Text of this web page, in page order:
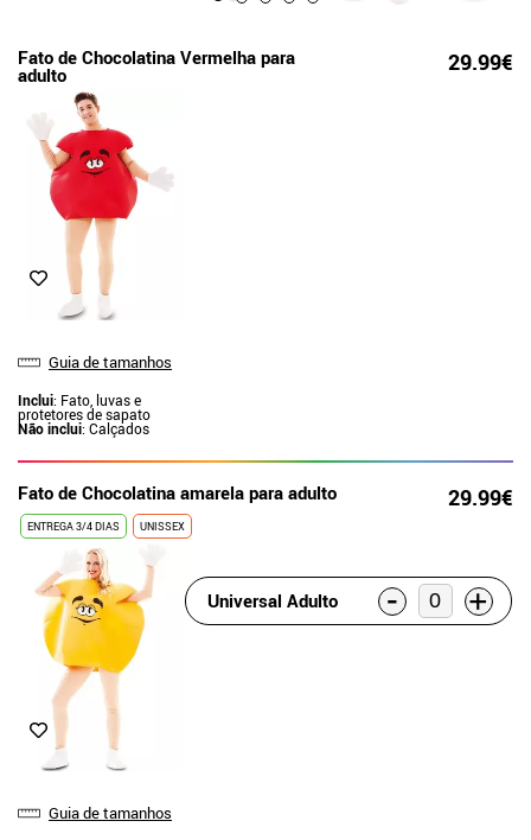
Fato de Chocolatina Vermelha para
adulto 29.99€
Guia de tamanhos
Inclui: Fato, luvas e
protetores de sapato
Não inclui: Calçados
Fato de Chocolatina amarela para adulto 29.99€
ENTREGA 3/4 DIAS UNISSEX
Guia de tamanhos
Universal Adulto - +